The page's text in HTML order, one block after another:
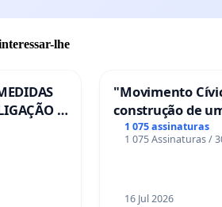
lhe
-
"Movimento
construção de
de serviços para
em Coimbra
1 075 assinaturas
1 075 Assinaturas /
16 Jul 2026